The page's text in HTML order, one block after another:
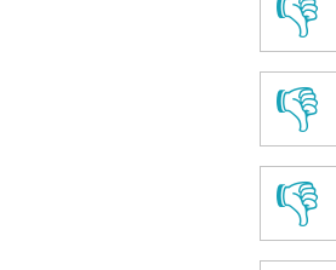
👎
👎
👎